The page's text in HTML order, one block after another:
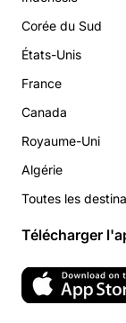
Corée du Sud
États-Unis
France
Canada
Royaume-Uni
Algérie
Toutes les
Télécharger